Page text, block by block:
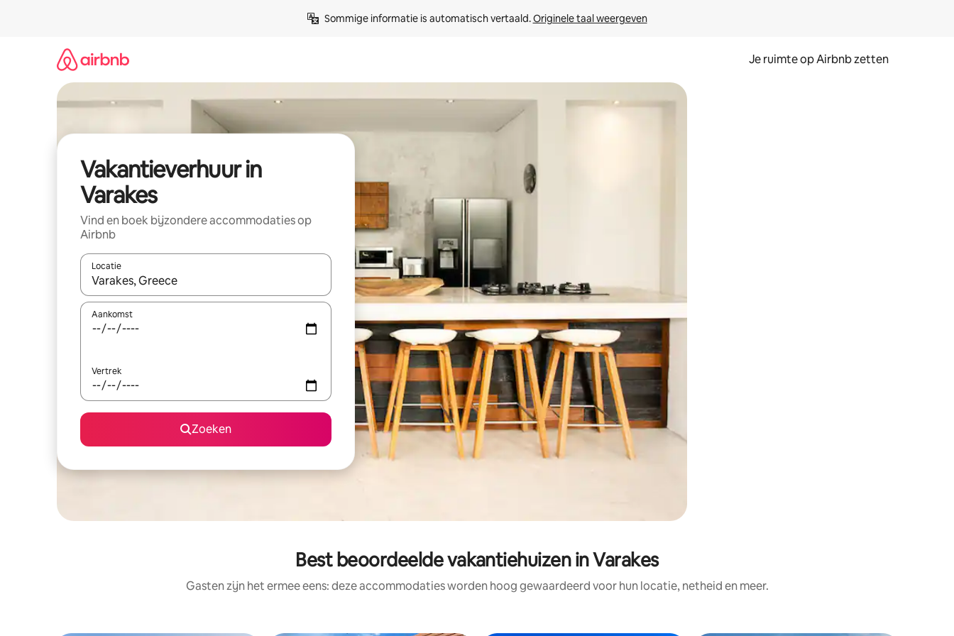
Sommige informatie is automatisch vertaald. Originele taal weergeven
Je ruimte op Airbnb zetten
Vakantieverhuur in
Varakes
Vind en boek bijzondere accommodaties op
Airbnb
Locatie
Wanneer er suggesties beschikbaar zijn, maak je een keuze met je de pijltjestoetsen omhoog en omlaag, óf door te tikken of swipen.
Aankomst
Vertrek
Zoeken
Best beoordeelde vakantiehuizen in Varakes
Gasten zijn het ermee eens: deze accommodaties worden hoog gewaardeerd voor hun locatie, netheid en meer.